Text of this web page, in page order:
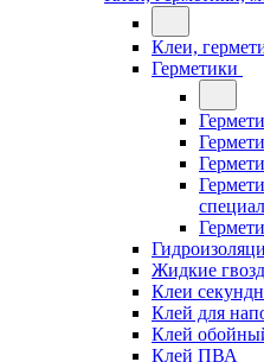
Клеи,
Герметики
Жидкие
Клеи
Клей для
Клей
Клей ПВА